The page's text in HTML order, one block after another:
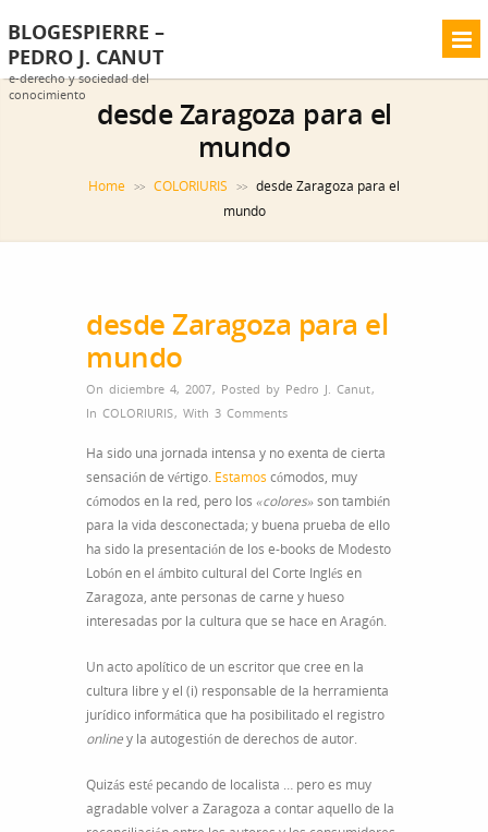
BLOGESPIERRE –
PEDRO J. CANUT
e-derecho y sociedad del
conocimiento
desde Zaragoza para el
mundo
Home >> COLORIURIS >>
desde Zaragoza para el
mundo
desde Zaragoza para el
mundo
On diciembre 4, 2007, Posted by Pedro J. Canut,
In COLORIURIS, With 3 Comments
Ha sido una jornada intensa y no exenta de cierta
sensación de vértigo. Estamos cómodos, muy
cómodos en la red, pero los «colores»son también
para la vida desconectada; y buena prueba de ello
ha sido la presentación de los e-books de Modesto
Lobón en el ámbito cultural del Corte Inglés en
Zaragoza, ante personas de carne y hueso
interesadas por la cultura que se hace en Aragón.
Un acto apolítico de un escritor que cree en la
cultura libre y el (i) responsable de la herramienta
jurídico informática que ha posibilitado el registro
onliney la autogestión de derechos de autor.
Quizás esté pecando de localista … pero es muy
agradable volver a Zaragoza a contar aquello de la